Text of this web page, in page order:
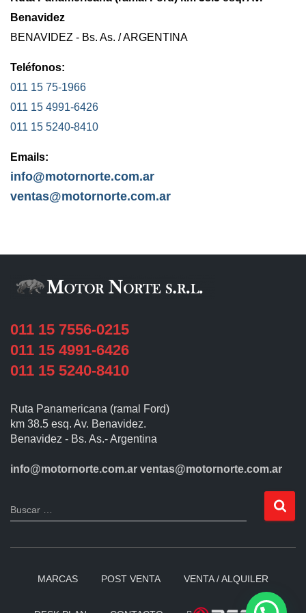
Benavidez
BENAVIDEZ - Bs. As. / ARGENTINA
Teléfonos:
011 15 75-1966
011 15 4991-6426
011 15 5240-8410
Emails:
info@motornorte.com.ar
ventas@motornorte.com.ar
011 15 7556-0215
011 15 4991-6426
011 15 5240-8410
Ruta Panamericana (ramal Ford)
km 38.5 esq. Av. Benavidez.
Benavidez - Bs. As.- Argentina
info@motornorte.com.ar ventas@motornorte.com.ar
Buscar …
MARCAS POST VENTA VENTA / ALQUILER